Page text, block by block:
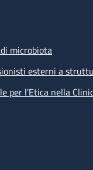
microbiota
esterni a
per l’Etica nella